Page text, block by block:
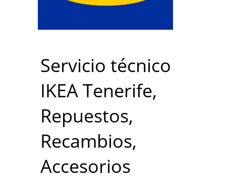
Servicio técnico
IKEA Tenerife,
Repuestos,
Recambios,
Accesorios